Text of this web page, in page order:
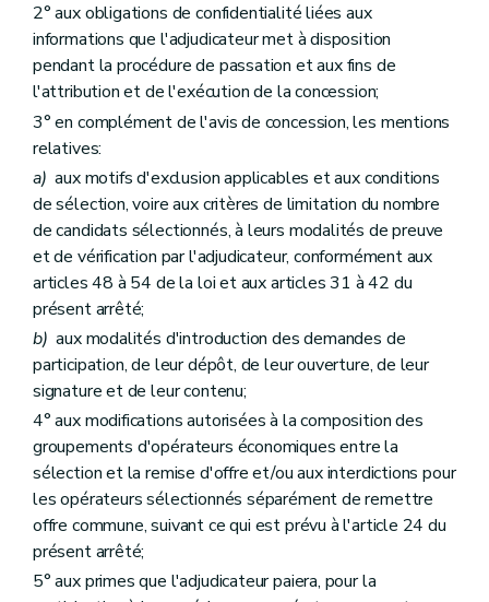
2° aux obligations de confidentialité liées aux
informations que l'adjudicateur met à disposition
pendant la procédure de passation et aux fins de
l'attribution et de l'exécution de la concession;
3° en complément de l'avis de concession, les mentions
relatives:
a) aux motifs d'exclusion applicables et aux conditions
de sélection, voire aux critères de limitation du nombre
de candidats sélectionnés, à leurs modalités de preuve
et de vérification par l'adjudicateur, conformément aux
articles 48 à 54 de la loi et aux articles 31 à 42 du
présent arrêté;
b) aux modalités d'introduction des demandes de
participation, de leur dépôt, de leur ouverture, de leur
signature et de leur contenu;
4° aux modifications autorisées à la composition des
groupements d'opérateurs économiques entre la
sélection et la remise d'offre et/ou aux interdictions pour
les opérateurs sélectionnés séparément de remettre
offre commune, suivant ce qui est prévu à l'article 24 du
présent arrêté;
5° aux primes que l'adjudicateur paiera, pour la